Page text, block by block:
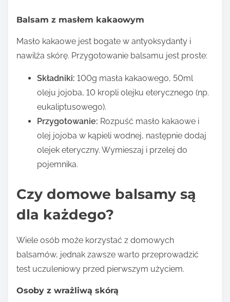
Balsam z masłem kakaowym
Masło kakaowe jest bogate w antyoksydanty i
nawilża skórę. Przygotowanie balsamu jest proste:
Składniki: 100g masła kakaowego, 50ml
oleju jojoba, 10 kropli olejku eterycznego (np.
eukaliptusowego).
Przygotowanie: Rozpuść masło kakaowe i
olej jojoba w kąpieli wodnej, następnie dodaj
olejek eteryczny. Wymieszaj i przelej do
pojemnika.
Czy domowe balsamy są
dla każdego?
Wiele osób może korzystać z domowych
balsamów, jednak zawsze warto przeprowadzić
test uczuleniowy przed pierwszym użyciem.
Osoby z wrażliwą skórą